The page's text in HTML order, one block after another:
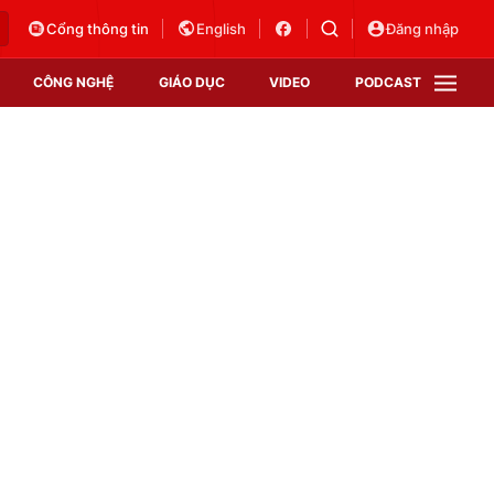
Cổng thông tin English Đăng nhập
CÔNG NGHỆ GIÁO DỤC VIDEO PODCAST